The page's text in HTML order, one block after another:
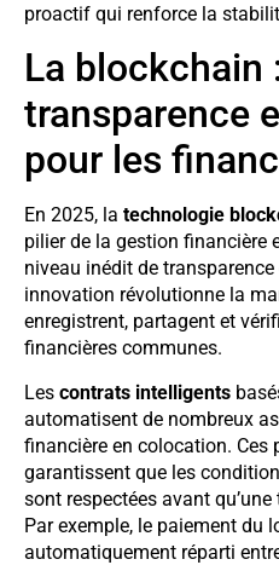
proactif qui renforce la
La blockchain
transparence
pour les
En 2025, la technologie
pilier de la gestion financière
niveau inédit de
innovation révolutionne la
enregistrent, partagent et
financières communes.
Les contrats intelligents
automatisent de nombreux
financière en colocation. Ces
garantissent que les
sont respectées avant
Par exemple, le paiement du
automatiquement réparti